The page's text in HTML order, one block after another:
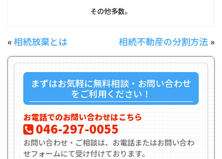
その他多数。
«相続放棄とは 相続不動産の分割方法 »
まずはお気軽に無料相談・お問い合わせ
をご利用ください！
お電話でのお問い合わせはこちら
046-297-0055
お問い合わせ・ご相談は、お電話またはお問い合わ
せフォームにて受け付けております。